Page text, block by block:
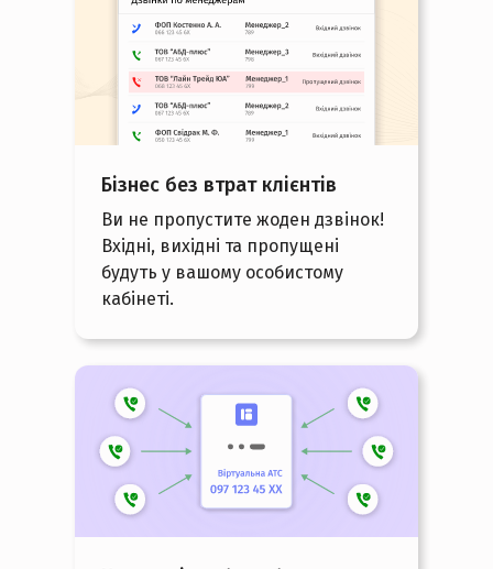
Бізнес без втрат клієнтів
Ви не пропустите жоден дзвінок!
Вхідні, вихідні та пропущені
будуть у вашому особистому
кабінеті.